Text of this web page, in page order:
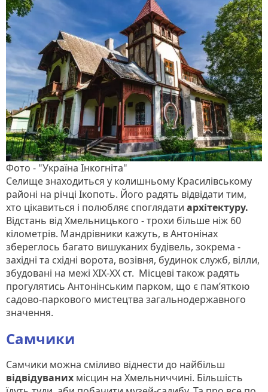
Фото - "Україна Інкогніта"
Селище знаходиться у колишньому Красилівському
районі на річці Ікопоть. Його радять відвідати тим,
хто цікавиться і полюбляє споглядати архітектуру.
Відстань від Хмельницького - трохи більше ніж 60
кілометрів. Мандрівники кажуть, в Антонінах
збереглось багато вишуканих будівель, зокрема -
західні та східні ворота, возівня, будинок служб, вілли,
збудовані на межі ХІХ-ХХ ст. Місцеві також радять
прогулятись Антонінським парком, що є пам’яткою
садово-паркового мистецтва загальнодержавного
значення.
Самчики
Самчики можна сміливо віднести до найбільш
відвідуваних місцин на Хмельниччині. Більшість